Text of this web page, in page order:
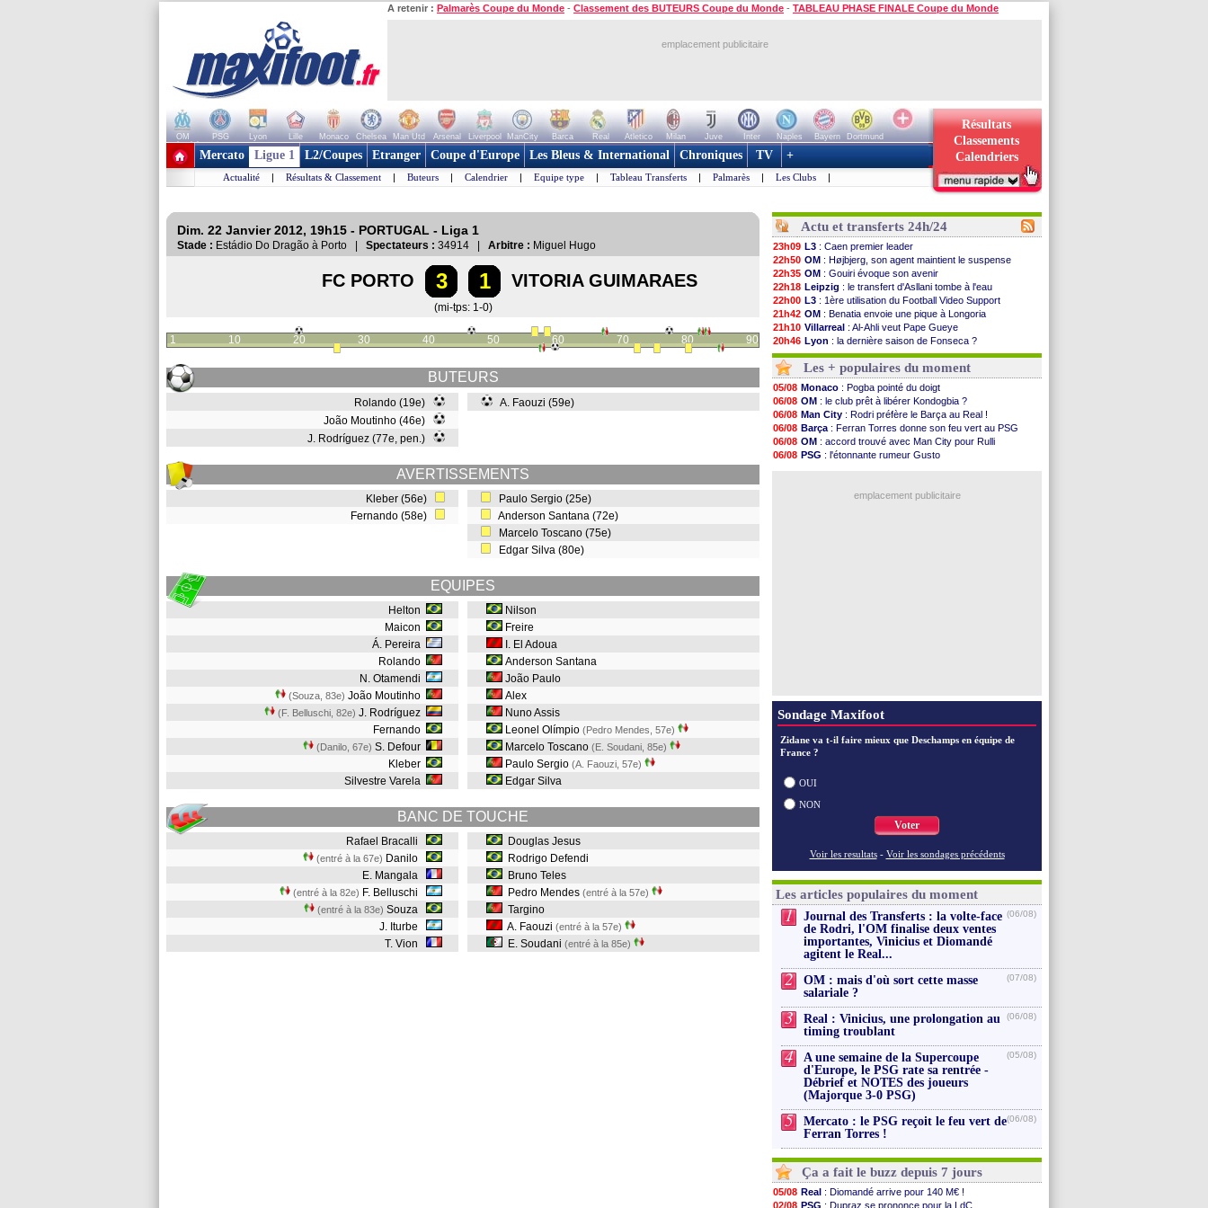
A retenir : Palmarès Coupe du Monde - Classement des BUTEURS Coupe du Monde - TABLEAU PHASE FINALE Coupe du Monde
emplacement publicitaire
OM PSG Lyon Lille Monaco Chelsea Man Utd Arsenal Liverpool ManCity Barca Real Atletico Milan Juve Inter Naples Bayern
Dortmund
+ de clubs
Résultats
Classements
Calendriers
Mercato Ligue 1 L2/Coupes Etranger Coupe d'Europe Les Bleus & International Chroniques TV +
Actualité | Résultats & Classement | Buteurs | Calendrier | Equipe type | Tableau Transferts | Palmarès | Les Clubs |
Dim. 22 Janvier 2012, 19h15 - PORTUGAL - Liga 1
Stade : Estádio Do Dragão à Porto | Spectateurs : 34914 | Arbitre : Miguel Hugo
FC PORTO 3 1 VITORIA GUIMARAES
(mi-tps: 1-0)
1 10 20 30 40 50 60 70 80 90
BUTEURS
Rolando (19e)
João Moutinho (46e)
J. Rodríguez (77e, pen.)
A. Faouzi (59e)
AVERTISSEMENTS
Kleber (56e)
Fernando (58e)
Paulo Sergio (25e)
Anderson Santana (72e)
Marcelo Toscano (75e)
Edgar Silva (80e)
EQUIPES
Helton
Maicon
Á. Pereira
Rolando
N. Otamendi
(Souza, 83e) João Moutinho
(F. Belluschi, 82e) J. Rodríguez
Fernando
(Danilo, 67e) S. Defour
Kleber
Silvestre Varela
Nilson
Freire
I. El Adoua
Anderson Santana
João Paulo
Alex
Nuno Assis
Leonel Olímpio (Pedro Mendes, 57e)
Marcelo Toscano (E. Soudani, 85e)
Paulo Sergio (A. Faouzi, 57e)
Edgar Silva
BANC DE TOUCHE
Rafael Bracalli
(entré à la 67e) Danilo
E. Mangala
(entré à la 82e) F. Belluschi
(entré à la 83e) Souza
J. Iturbe
T. Vion
Douglas Jesus
Rodrigo Defendi
Bruno Teles
Pedro Mendes (entré à la 57e)
Targino
A. Faouzi (entré à la 57e)
E. Soudani (entré à la 85e)
Actu et transferts 24h/24
23h09 L3 : Caen premier leader
22h50 OM : Højbjerg, son agent maintient le suspense
22h35 OM : Gouiri évoque son avenir
22h18 Leipzig : le transfert d'Asllani tombe à l'eau
22h00 L3 : 1ère utilisation du Football Video Support
21h42 OM : Benatia envoie une pique à Longoria
21h10 Villarreal : Al-Ahli veut Pape Gueye
20h46 Lyon : la dernière saison de Fonseca ?
20h30 OM: un nouveau prétendant pour Højbjerg
20h01
Brest: un gardien norvégien en approche ?
19h18 OM: McCourt a versé 120 M€ en 2026
19h09
PSG: 4 retours dans le groupe face à Man Utd ...
18h48
Nice: Kevin Carlos va partir en Italie
18h37
L1: prison avec sursis requis contre un arbitre
18h29
Leganés: c'est signé pour Luca Zidane (off.)
17h58
Atletico: Ruggeri en route pour Aston Villa
17h46
Monaco: Filipe Luis soutient Biereth
: Naples vise Gabriel Jesus
Les + populaires du moment
05/08 Monaco : Pogba pointé du doigt
06/08 OM : le club prêt à libérer Kondogbia ?
06/08 Man City : Rodri préfère le Barça au Real !
06/08 Barça : Ferran Torres donne son feu vert au PSG
06/08 OM : accord trouvé avec Man City pour Rulli
06/08 PSG : l'étonnante rumeur Gusto
emplacement publicitaire
Sondage Maxifoot
Zidane va t-il faire mieux que Deschamps en équipe de
France ?
OUI
NON
Voter
Voir les resultats - Voir les sondages précédents
Les articles populaires du moment
1
Journal des Transferts : la volte-face
de Rodri, l'OM finalise deux ventes
importantes, Vinicius et Diomandé
agitent le Real...
(06/08)
2
OM : mais d'où sort cette masse
salariale ?
(07/08)
3
Real : Vinicius, une prolongation au
timing troublant
(06/08)
4
A une semaine de la Supercoupe
d'Europe, le PSG rate sa rentrée -
Débrief et NOTES des joueurs
(Majorque 3-0 PSG)
(05/08)
5
Mercato : le PSG reçoit le feu vert de
Ferran Torres !
(06/08)
Ça a fait le buzz depuis 7 jours
05/08 Real : Diomandé arrive pour 140 M€ !
02/08 PSG : Dupraz se prononce pour la LdC